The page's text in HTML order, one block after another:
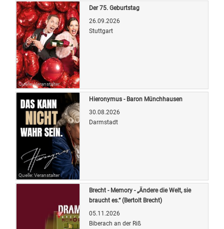
Quelle: Veranstalter
Der 75. Geburtstag
26.09.2026
Stuttgart
Quelle: Veranstalter
Hieronymus - Baron Münchhausen
30.08.2026
Darmstadt
Brecht - Memory - „Ändere die Welt, sie
braucht es.“ (Bertolt Brecht)
05.11.2026
Biberach an der Riß